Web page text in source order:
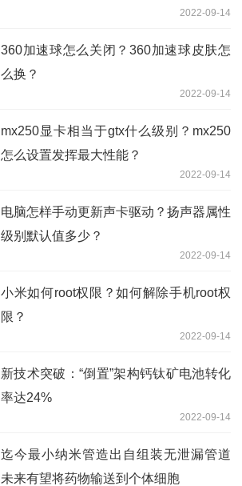
2022-09-14
360加速球怎么关闭？360加速球皮肤怎
么换？
2022-09-14
mx250显卡相当于gtx什么级别？mx250
怎么设置发挥最大性能？
2022-09-14
电脑怎样手动更新声卡驱动？扬声器属性
级别默认值多少？
2022-09-14
小米如何root权限？如何解除手机root权
限？
2022-09-14
新技术突破：“倒置”架构钙钛矿电池转化
率达24%
2022-09-14
迄今最小纳米管造出自组装无泄漏管道
未来有望将药物输送到个体细胞